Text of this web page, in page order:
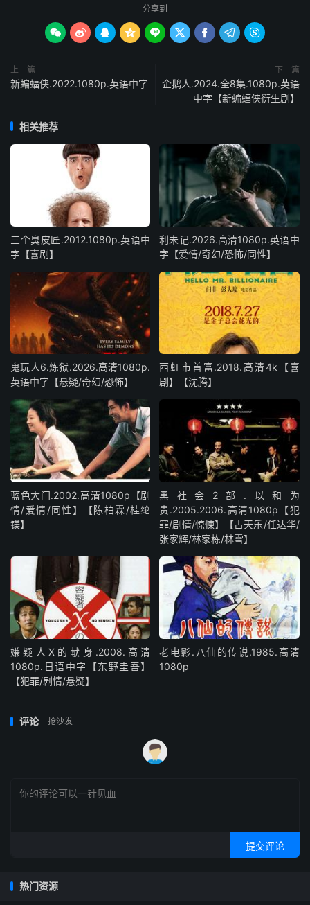
分享到
        
上一篇
新蝙蝠侠.2022.1080p.英语中字
下一篇
企鹅人.2024.全8集.1080p.英语
中字【新蝙蝠侠衍生剧】
相关推荐
三个臭皮匠.2012.1080p.英语中
字【喜剧】
利未记.2026.高清1080p.英语中
字【爱情/奇幻/恐怖/同性】
鬼玩人6.炼狱.2026.高清1080p.
英语中字【悬疑/奇幻/恐怖】
西虹市首富.2018.高清4k【喜
剧】【沈腾】
蓝色大门.2002.高清1080p【剧
情/爱情/同性】【陈柏霖/桂纶
镁】
黑社会2部.以和为
贵.2005.2006.高清1080p【犯
罪/剧情/惊悚】【古天乐/任达华/
张家辉/林家栋/林雪】
嫌疑人X的献身.2008.高清
1080p.日语中字【东野圭吾】
【犯罪/剧情/悬疑】
老电影.八仙的传说.1985.高清
1080p
评论 抢沙发
提交评论
热门资源